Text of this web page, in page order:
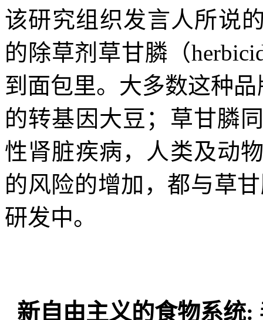
该研究组织发言人所说
的除草剂草甘膦（
到面包里。大多数这种
的转基因大豆；草甘膦
性肾脏疾病，人类及动
的风险的增加，都与草
研发中。
新自由主义的食物系统: